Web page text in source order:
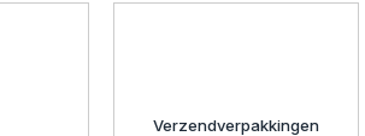
Verzendverpakkingen